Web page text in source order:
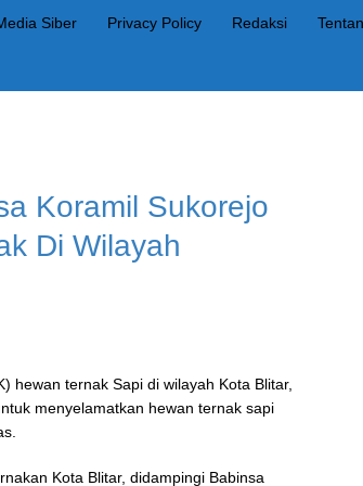
Siber Privacy Policy Redaksi
Koramil Sukorejo
Di Wilayah
hewan ternak Sapi di wilayah Kota Blitar,
menyelamatkan hewan ternak sapi
Kota Blitar, didampingi Babinsa